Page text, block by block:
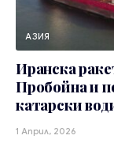
АЗИЯ
Иранска
Пробойна и
катарски
1 Април, 2026